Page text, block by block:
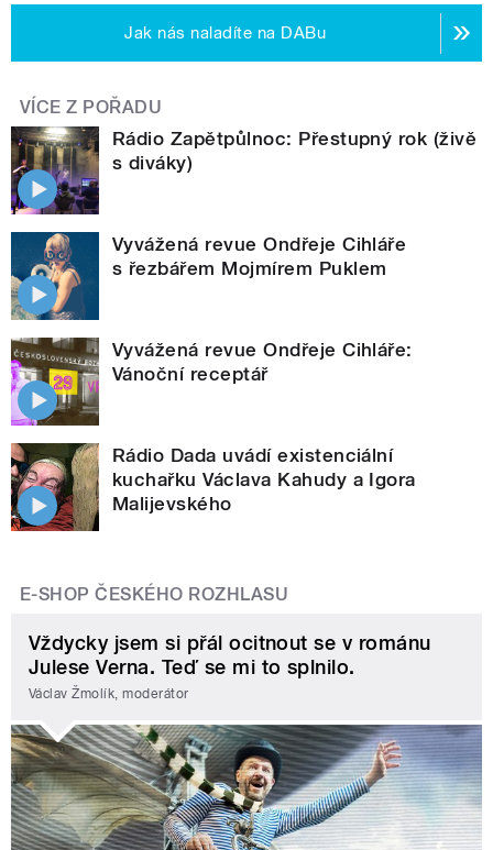
Jak nás naladíte na DABu
VÍCE Z POŘADU
Rádio Zapětpůlnoc: Přestupný rok (živě
s diváky)
Vyvážená revue Ondřeje Cihláře
s řezbářem Mojmírem Puklem
Vyvážená revue Ondřeje Cihláře:
Vánoční receptář
Rádio Dada uvádí existenciální
kuchařku Václava Kahudy a Igora
Malijevského
E-SHOP ČESKÉHO ROZHLASU
Vždycky jsem si přál ocitnout se v románu
Julese Verna. Teď se mi to splnilo.
Václav Žmolík, moderátor